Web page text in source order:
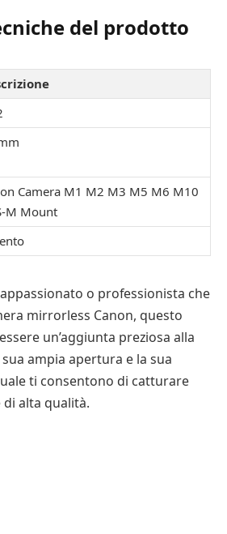
del prodotto
Camera M1 M2 M3 M5 M6 M10
M Mount
o professionista che
mirrorless Canon, questo
un’aggiunta preziosa alla
ampia apertura e la sua
ti consentono di catturare
alta qualità.